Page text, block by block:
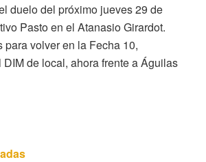
duelo del próximo jueves 29 de
Pasto en el Atanasio Girardot.
para volver en la Fecha 10,
de local, ahora frente a Águilas